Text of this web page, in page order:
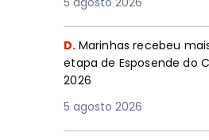
D. Marinhas recebeu
etapa de Esposende do
2026
5 agosto 2026